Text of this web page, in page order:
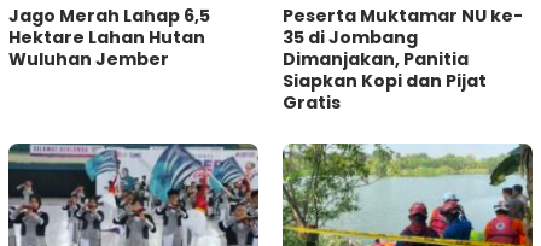
Jago Merah Lahap 6,5
Hektare Lahan Hutan
Wuluhan Jember
Peserta Muktamar NU ke-
35 di Jombang
Dimanjakan, Panitia
Siapkan Kopi dan Pijat
Gratis